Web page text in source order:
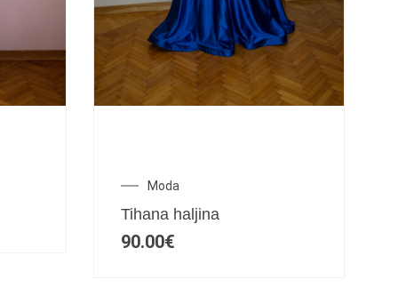
Moda
Tihana haljina
90.00€